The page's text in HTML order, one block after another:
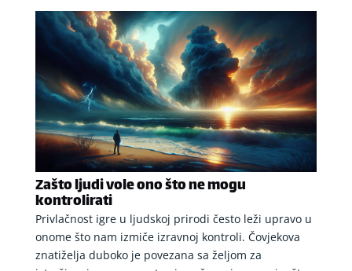
Zašto ljudi vole ono što ne mogu
kontrolirati
Privlačnost igre u ljudskoj prirodi često leži upravo u
onome što nam izmiče izravnoj kontroli. Čovjekova
znatiželja duboko je povezana sa željom za